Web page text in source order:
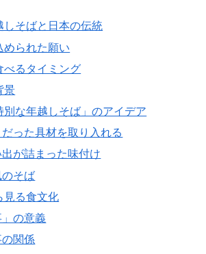
しそばと日本の伝統
められた願い
べるタイミング
景
別な年越しそば」のアイデア
った具材を取り入れる
が詰まった味付け
そば
見る食文化
」の意義
関係